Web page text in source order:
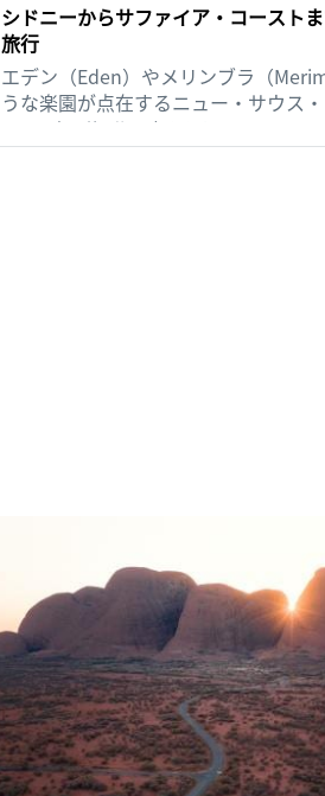
シドニーからサファイア・コースト
旅行
エデン（Eden）やメリンブラ（
うな楽園が点在するニュー・サウス
のサファイア・コースト（Sapphire
エール・ウォッチングのほかにも多
この記事は約6分で読めます